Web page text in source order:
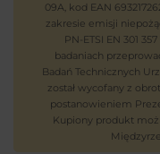
09A, kod EAN
zakresie emisji
PN-ETSI EN 301
badaniach
Badań Technicznych
został wycofany z
postanowieniem
Kupiony produkt